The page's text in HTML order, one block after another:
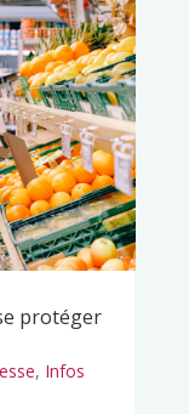
protéger
, Infos